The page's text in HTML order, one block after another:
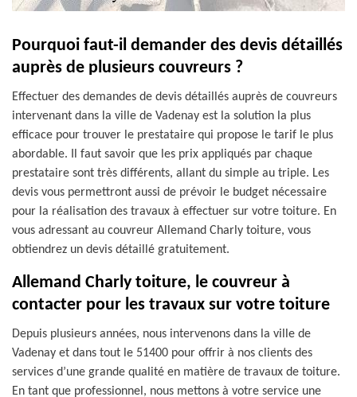
Pourquoi faut-il demander des devis détaillés
auprès de plusieurs couvreurs ?
Effectuer des demandes de devis détaillés auprès de couvreurs
intervenant dans la ville de Vadenay est la solution la plus
efficace pour trouver le prestataire qui propose le tarif le plus
abordable. Il faut savoir que les prix appliqués par chaque
prestataire sont très différents, allant du simple au triple. Les
devis vous permettront aussi de prévoir le budget nécessaire
pour la réalisation des travaux à effectuer sur votre toiture. En
vous adressant au couvreur Allemand Charly toiture, vous
obtiendrez un devis détaillé gratuitement.
Allemand Charly toiture, le couvreur à
contacter pour les travaux sur votre toiture
Depuis plusieurs années, nous intervenons dans la ville de
Vadenay et dans tout le 51400 pour offrir à nos clients des
services d’une grande qualité en matière de travaux de toiture.
En tant que professionnel, nous mettons à votre service une